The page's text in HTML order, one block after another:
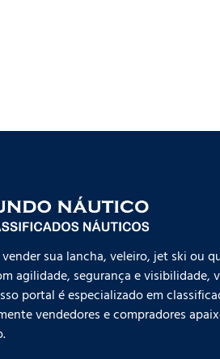
vender sua lancha, veleiro, jet ski ou
agilidade, segurança e visibilidade,
portal é especializado em
vendedores e compradores